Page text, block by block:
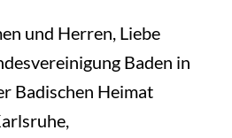
und Herren, Liebe
Baden in
Badischen Heimat